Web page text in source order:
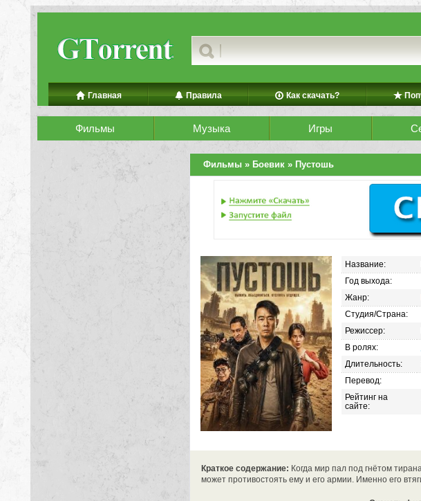
Главная Правила Как скачать?
Фильмы Музыка Игры
Фильмы » Боевик » Пустошь
Название:
Год выхода:
Жанр:
Студия/Страна:
Режиссер:
В ролях:
Длительность:
Перевод:
Рейтинг на
сайте:
Краткое содержание: Когда мир пал под гнётом
может противостоять ему и его армии. Именно его